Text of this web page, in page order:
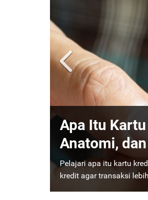
Bantu Cash
Solusi
Jangan ragu untuk
mengenai 10